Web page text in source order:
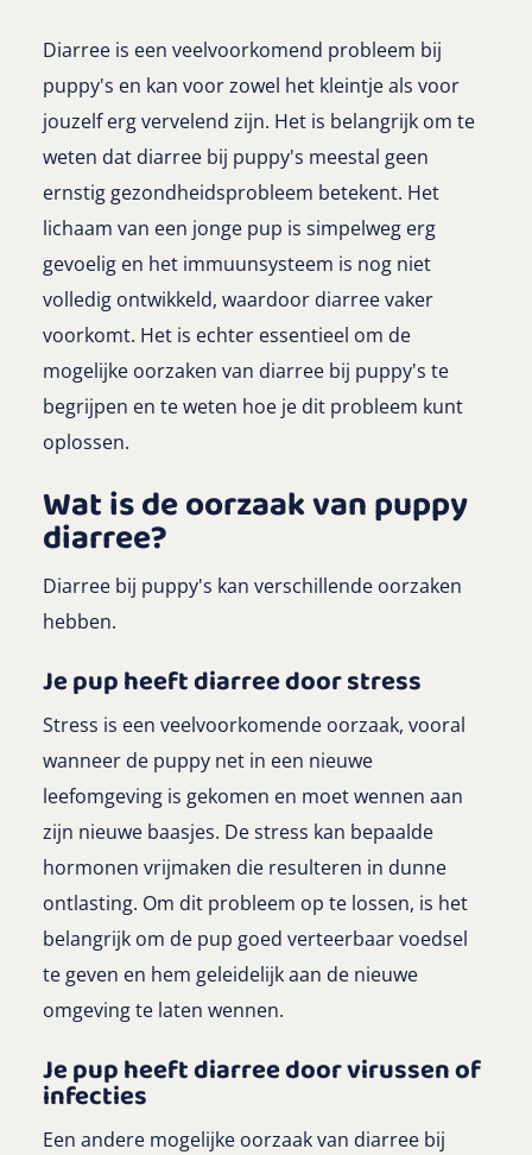
Diarree is een veelvoorkomend probleem bij
puppy's en kan voor zowel het kleintje als voor
jouzelf erg vervelend zijn. Het is belangrijk om te
weten dat diarree bij puppy's meestal geen
ernstig gezondheidsprobleem betekent. Het
lichaam van een jonge pup is simpelweg erg
gevoelig en het immuunsysteem is nog niet
volledig ontwikkeld, waardoor diarree vaker
voorkomt. Het is echter essentieel om de
mogelijke oorzaken van diarree bij puppy's te
begrijpen en te weten hoe je dit probleem kunt
oplossen.
Wat is de oorzaak van puppy
diarree?
Diarree bij puppy's kan verschillende oorzaken
hebben.
Je pup heeft diarree door stress
Stress is een veelvoorkomende oorzaak, vooral
wanneer de puppy net in een nieuwe
leefomgeving is gekomen en moet wennen aan
zijn nieuwe baasjes. De stress kan bepaalde
hormonen vrijmaken die resulteren in dunne
ontlasting. Om dit probleem op te lossen, is het
belangrijk om de pup goed verteerbaar voedsel
te geven en hem geleidelijk aan de nieuwe
omgeving te laten wennen.
Je pup heeft diarree door virussen of
infecties
Een andere mogelijke oorzaak van diarree bij